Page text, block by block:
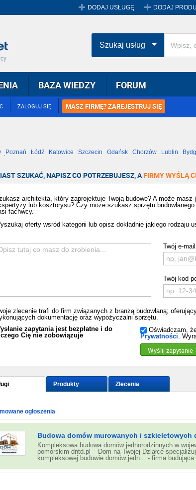
DODAJ USŁUGĘ DODAJ
ZALOGUJ SIĘ MASZ FIRMĘ? ZAREJESTRUJ SIĘ
BAZA WIEDZY FORUM
Szukaj usług
Poznań Łódź Katowice Szczecin Gdańsk Chorzów Lublin
SZUKAĆ, NAPISZ CO POTRZEBUJESZ, AFIRMY WYŚLĄ
architekta, który zaprojektuje Twoją budowę? A może
lub kosztorysu? Czy może szukasz sprzętu
fachwcy.
oferty wsród kategorii lub opisz dokładnie jakiego rodzaju
Twój e-mail
Twój kod
zlecenie trafi do firm związanych z branżą budowlaną;
dokumentację oraz wypożyczalni sprzętu.
zapytania jest bezpłatne i do
Cię nie zobowiązuje
Oświadczam,
Prywatności.
Wyślij zapytanie
Produkty Zlecenia
ogłoszenia
Budowa domów murowanych i szkieletowych
Kompleksowa budowa domów jednorodzinnych w
pomorskim dntd.pl – Dom na Twojej Działce
kompleksowej budowie domów jedn... - firma budująca